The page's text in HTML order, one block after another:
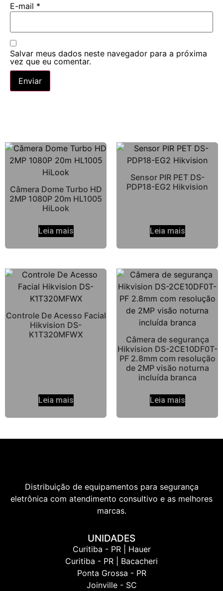
E-mail *
Salvar meus dados neste navegador para a próxima
vez que eu comentar.
Câmera Dome Turbo HD
2MP 1080P 20m HL1005
HiLook
Leia mais
Sensor PIR PET DS-
PDP18-EG2 Hikvision
Leia mais
Controle De Acesso Facial
Hikvision DS-
K1T320MFWX
Leia mais
Câmera de segurança
Hikvision DS-2CE10DF0T-
PF 2.8mm com resolução
de 2MP visão noturna
incluída branca
Leia mais
Distribuição de equipamentos para segurança
eletrônica com atendimento consultivo e as melhores
marcas.
UNIDADES
Curitiba - PR | Hauer
Curitiba - PR | Bacacheri
Ponta Grossa - PR
Joinville - SC